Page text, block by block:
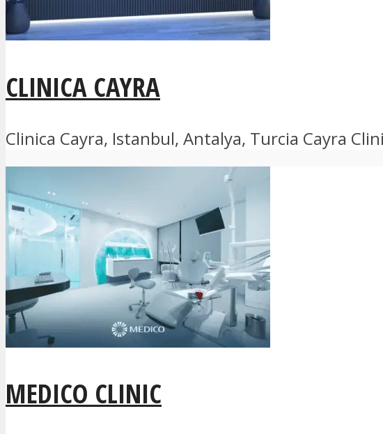
CLINICA CAYRA
Clinica Cayra, Istanbul, Antalya, Turcia Cayra
MEDICO CLINIC